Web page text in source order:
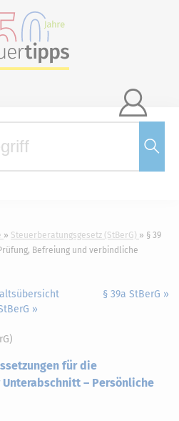

Steuerberatungsgesetz (StBerG)
§ 39
Befreiung und verbindliche
»
§ 39a StBerG »
für die
– Persönliche